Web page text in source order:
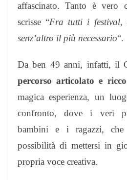
affascinato. Tanto è vero
scrisse “Fra tutti i festival,
senz’altro il più necessario“.
Da ben 49 anni, infatti, il
percorso articolato e
magica esperienza, un
confronto, dove i veri
bambini e i ragazzi, che
possibilità di mettersi in
propria voce creativa.